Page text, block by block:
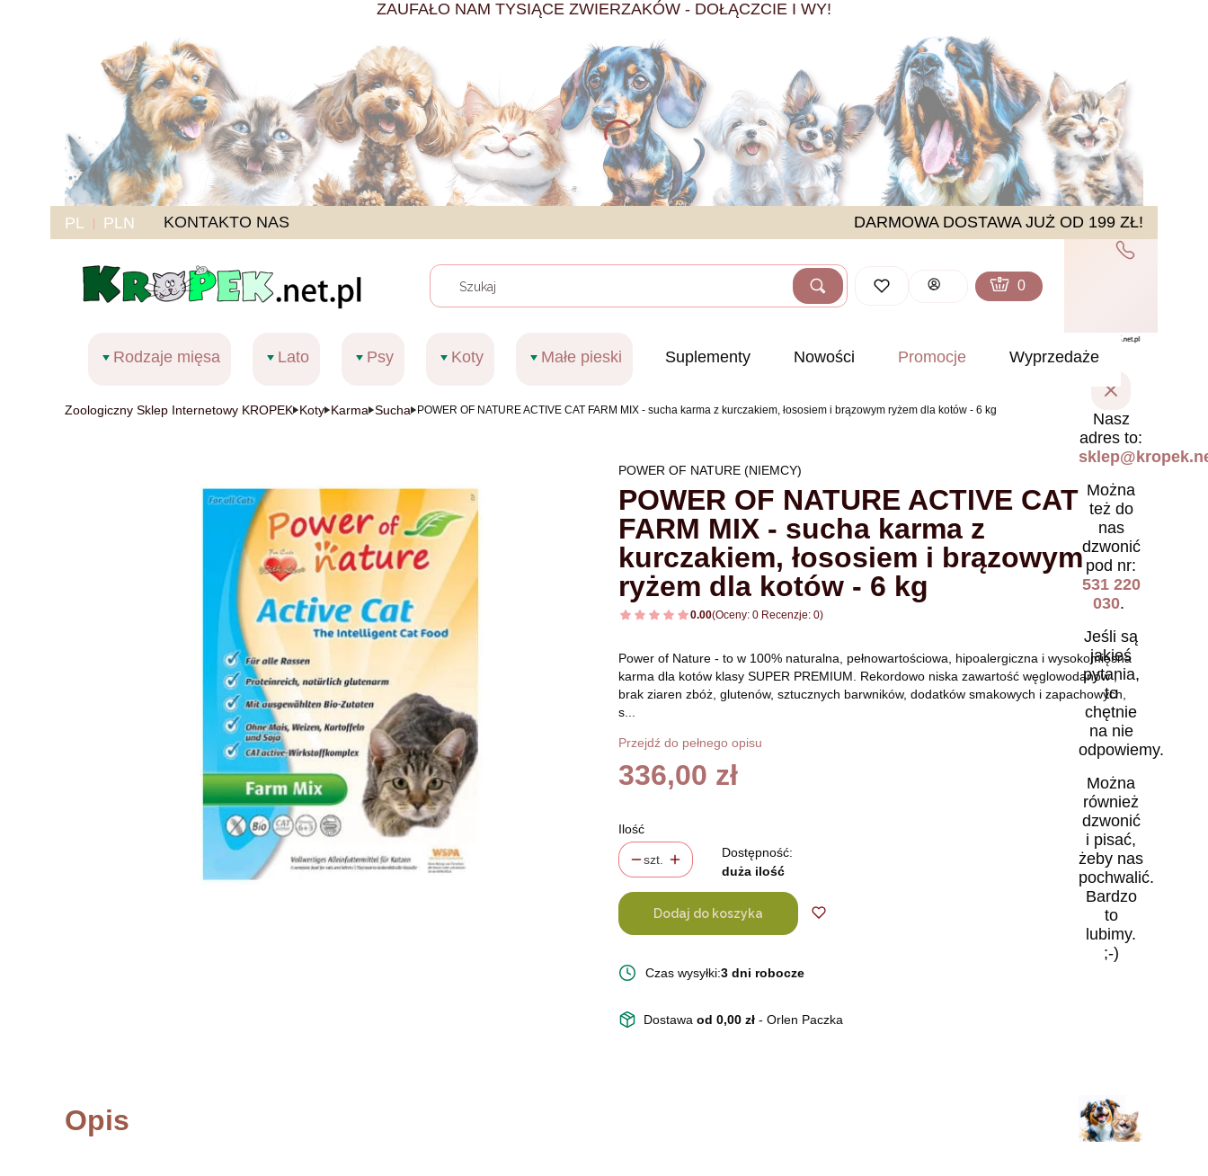
ZAUFAŁO NAM TYSIĄCE ZWIERZAKÓW - DOŁĄCZCIE I WY!
PL PLN KONTAKTO NAS DARMOWA DOSTAWA JUŻ OD 199 ZŁ!
WyczyśćSzukaj Zaloguj się
Produkty w koszyku: 0. Zobacz
Koszyk
Nasz
adres to:
Można
też do
nas
dzwonić
pod nr:
531 220
030.
Jeśli są
jakieś
pytania,
to
chętnie
na nie
odpowiemy.
Można
również
dzwonić
i pisać,
żeby nas
pochwalić.
Bardzo
to
lubimy.
;-)
Rodzaje mięsa Lato Psy Koty Małe pieski Suplementy Nowości Promocje Wyprzedaże
Zoologiczny Sklep Internetowy KROPEK Koty Karma Sucha POWER OF NATURE ACTIVE CAT FARM MIX - sucha karma z kurczakiem, łososiem i brązowym ryżem dla kotów - 6 kg
POWER OF NATURE (NIEMCY)
POWER OF NATURE ACTIVE CAT
FARM MIX - sucha karma z
kurczakiem, łososiem i brązowym
ryżem dla kotów - 6 kg
0.00(Oceny: 0 Recenzje: 0)
Power of Nature - to w 100% naturalna, pełnowartościowa, hipoalergiczna i wysokomięsna
karma dla kotów klasy SUPER PREMIUM. Rekordowo niska zawartość węglowodanów ,
brak ziaren zbóż, glutenów, sztucznych barwników, dodatków smakowych i zapachowych,
s...
Przejdź do pełnego opisu
Cena
336,00 zł
Ilość
szt.
Dostępność:
duża ilość
Dodaj do koszyka
Czas wysyłki:3 dni robocze
Dostawa od 0,00 zł - Orlen Paczka
Opis